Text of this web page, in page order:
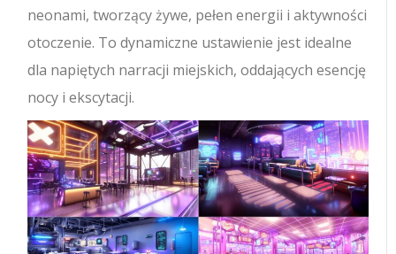
neonami, tworzący żywe, pełen energii i aktywności
otoczenie. To dynamiczne ustawienie jest idealne
dla napiętych narracji miejskich, oddających esencję
nocy i ekscytacji.